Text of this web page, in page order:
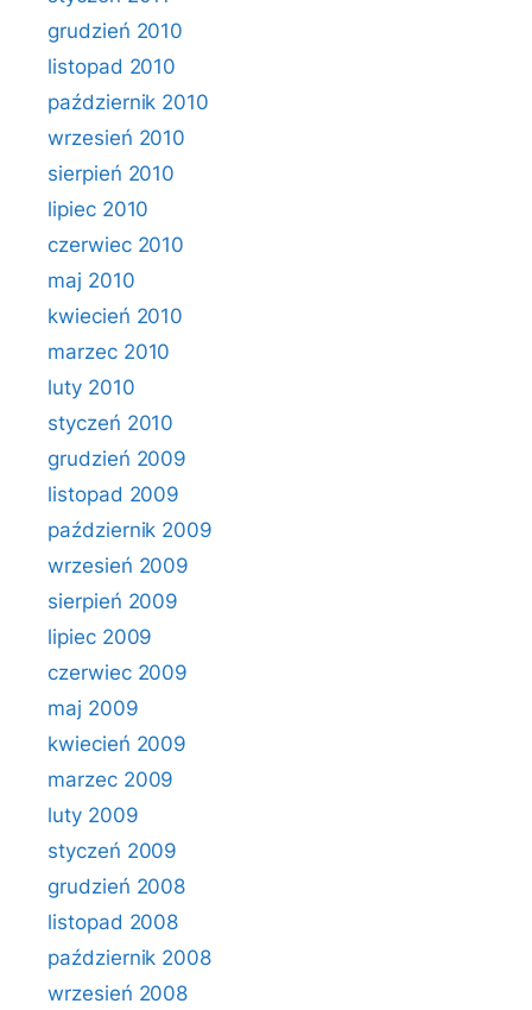
grudzień 2010
listopad 2010
październik 2010
wrzesień 2010
sierpień 2010
lipiec 2010
czerwiec 2010
maj 2010
kwiecień 2010
marzec 2010
luty 2010
styczeń 2010
grudzień 2009
listopad 2009
październik 2009
wrzesień 2009
sierpień 2009
lipiec 2009
czerwiec 2009
maj 2009
kwiecień 2009
marzec 2009
luty 2009
styczeń 2009
grudzień 2008
listopad 2008
październik 2008
wrzesień 2008